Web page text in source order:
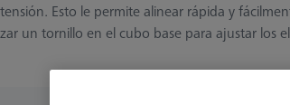
Esto le permite alinear rápida y
un tornillo en el cubo base para ajustar los